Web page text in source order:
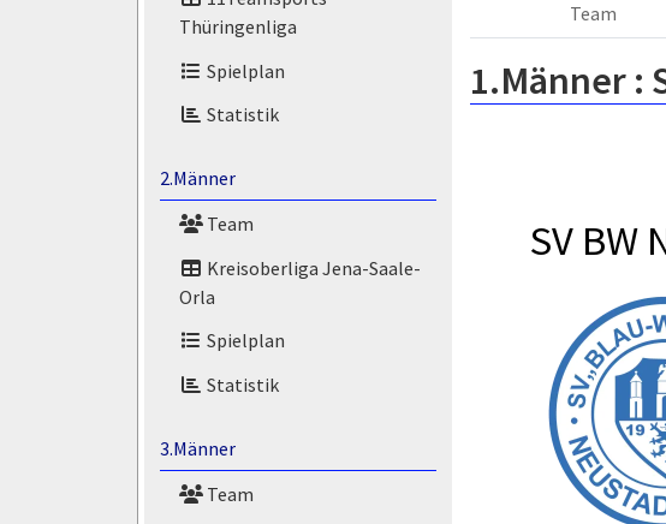
Thüringenliga
Spielplan
Statistik
2.Männer
Team
Kreisoberliga Jena-Saale-
Orla
Spielplan
Statistik
3.Männer
Team
Team
1.Männer :
SV BW